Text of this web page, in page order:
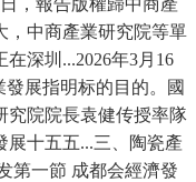
，報告版權歸中商產
，中商產業研究院等單
深圳...2026年3月16
發展指明标的目的。國
究院院長袁健传授率隊
展十五五...三、陶瓷產
第一節 成都会經濟發